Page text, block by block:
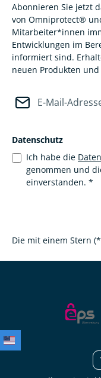
Abonnieren Sie jetzt
von Omniprotect®
Mitarbeiter*innen
Entwicklungen im
informiert sind.
neuen Produkten
Datenschutz
Ich habe die
genommen und
einverstanden. *
Die mit einem Stern